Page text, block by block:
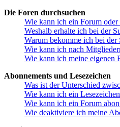
Die Foren durchsuchen
Wie kann ich ein Forum oder
Weshalb erhalte ich bei der
Warum bekomme ich bei der
Wie kann ich nach
Wie kann ich meine eigenen
Abonnements und Lesezeichen
Was ist der Unterschied
Wie kann ich ein
Wie kann ich ein Forum
Wie deaktiviere ich meine